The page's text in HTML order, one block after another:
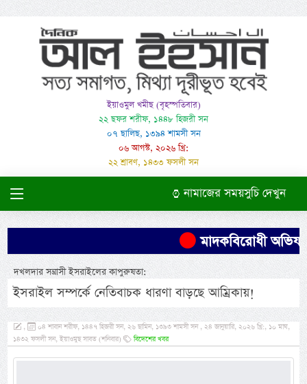
ইয়াওমুল খমীছ (বৃহস্পতিবার)
২২ ছফর শরীফ, ১৪৪৮ হিজরী সন
০৭ ছালিছ, ১৩৯৪ শামসী সন
০৬ আগস্ট, ২০২৬ খ্রি:
২২ শ্রাবণ, ১৪৩৩ ফসলী সন
নামাজের সময়সুচি দেখুন
মাদকবিরোধী
দখলদার সন্ত্রাসী ইসরাইলের কাপুরুষতা:
ইসরাইল সম্পর্কে নেতিবাচক ধারণা বাড়ছে আম্রিকায়!
,
০৪ শাবান শরীফ, ১৪৪৭ হিজরী সন, ২৬ ছামিন, ১৩৯৩ শামসী সন , ২৪ জানুয়ারি, ২০২৬ খ্রি:, ১০ মাঘ,
১৪৩২ ফসলী সন, ইয়াওমুছ সাবত (শনিবার)
বিদেশের খবর